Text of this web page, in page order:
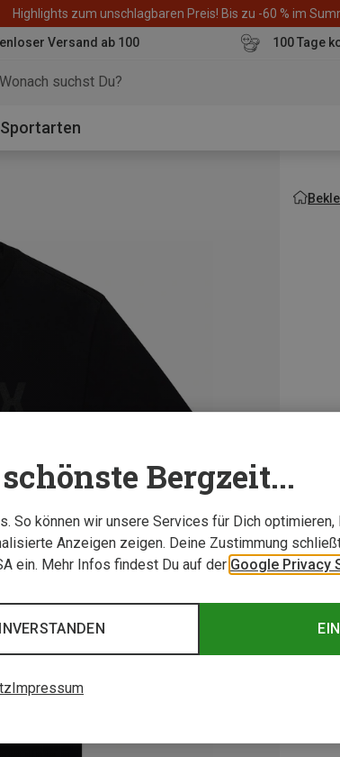
Highlights zum unschlagbaren Preis! Bis zu -60 % im
Versand ab 100
100 Tage
Sportarten
Bergzeit...
So können wir unsere Services für Dich optimieren,
Anzeigen zeigen. Deine Zustimmung
ein. Mehr Infos findest Du auf der Google Privacy
Impressum